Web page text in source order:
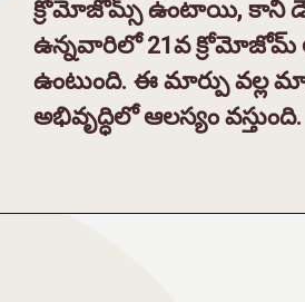
క్రోమోజోమ్స్ ఉంటాయి, కానీ
ఉన్నవారిలో 21వ క్రోమోజోమ్
ఉంటుంది. ఈ మార్పు వల్ల
అభివృద్ధిలో ఆలస్యం వస్తుంది.